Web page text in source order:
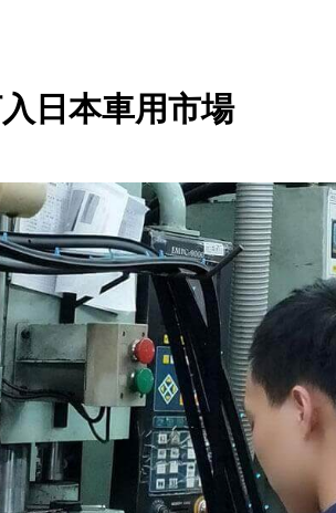
日本車用市場